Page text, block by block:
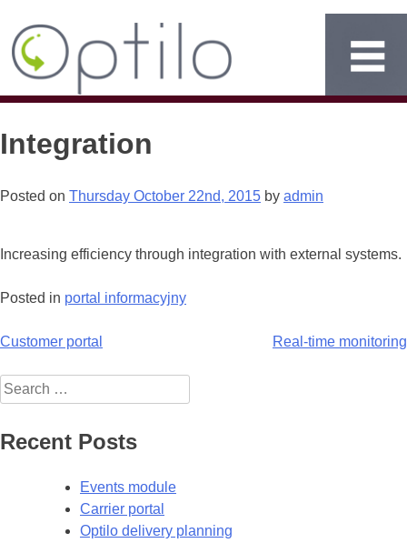
Integration
Posted on Thursday October 22nd, 2015 by admin
Increasing efficiency through integration with external systems.
Posted in portal informacyjny
Post
navigation
Customer portal Real-time monitoring
Search
for:
Recent Posts
Events module
Carrier portal
Optilo delivery planning